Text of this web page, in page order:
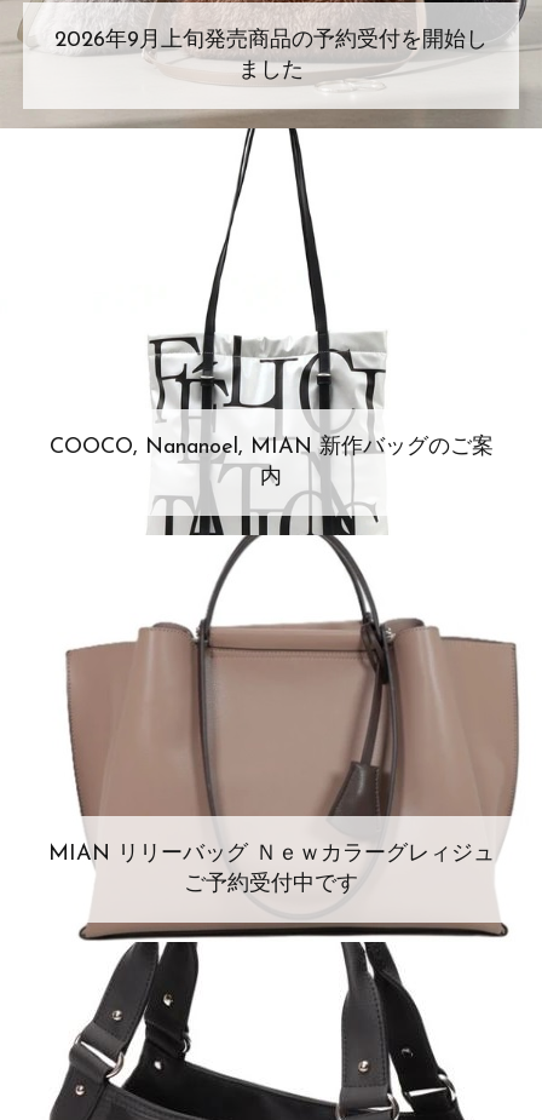
2026年9月上旬発売商品の予約受付を開始し
ました
COOCO, Nananoel, MIAN 新作バッグのご案
内
MIAN リリーバッグ Ｎｅｗカラーグレィジュ
ご予約受付中です